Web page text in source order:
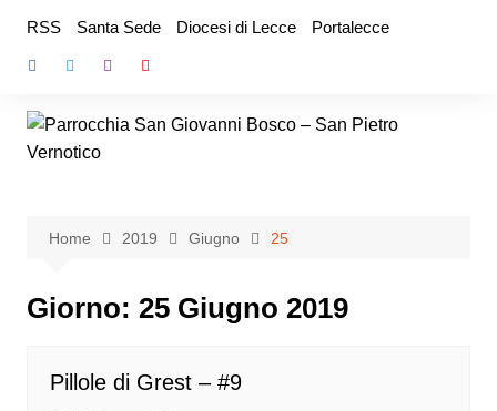
contenuto
RSS Santa Sede Diocesi di Lecce Portalecce
Home 2019 Giugno 25
Giorno: 25 Giugno 2019
Pillole di Grest – #9